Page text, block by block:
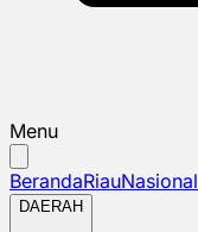
Menu
BerandaRiauNasional
DAERAH